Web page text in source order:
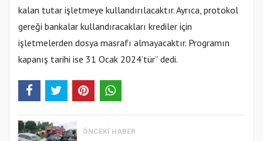
kalan tutar işletmeye kullandırılacaktır. Ayrıca, protokol
gereği bankalar kullandıracakları krediler için
işletmelerden dosya masrafı almayacaktır. Programın
kapanış tarihi ise 31 Ocak 2024’tür” dedi.
ÖNCEKI HABER